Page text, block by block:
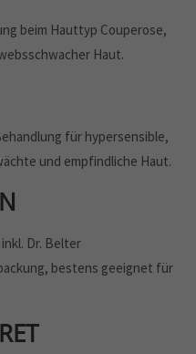
beim Hauttyp Couperose,
Haut.
für hypersensible,
und empfindliche Haut.
Dr. Belter
bestens geeignet für